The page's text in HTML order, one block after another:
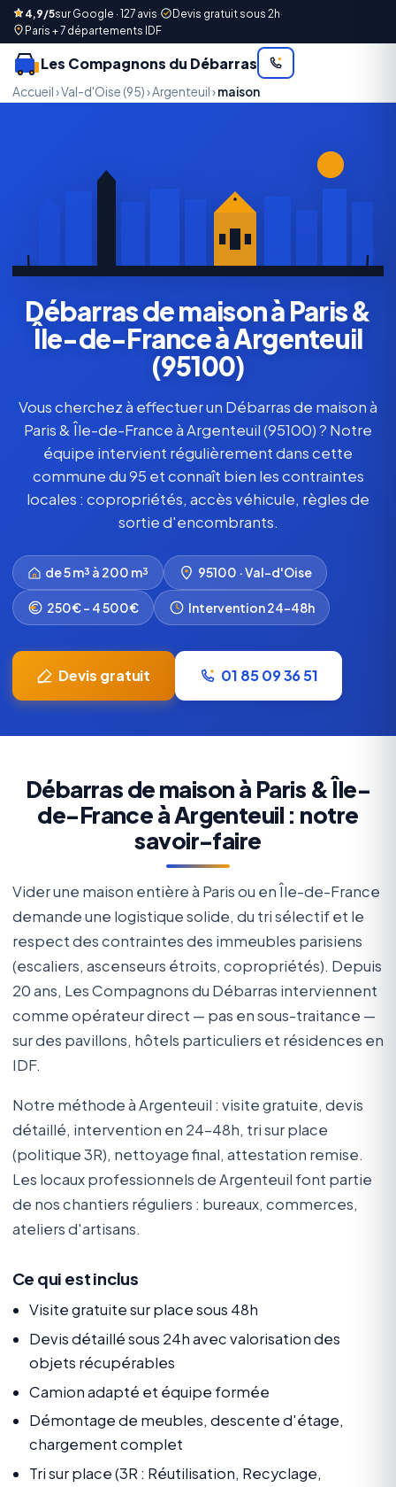
4,9/5sur Google · 127 avis· Devis gratuit sous 2h·
Paris + 7 départements IDF
Les Compagnons du Débarras
Accueil›Val-d'Oise (95)›Argenteuil› maison
Débarras de maison à Paris &
Île-de-France à Argenteuil
(95100)
Vous cherchez à effectuer un Débarras de maison à
Paris & Île-de-France à Argenteuil (95100) ? Notre
équipe intervient régulièrement dans cette
commune du 95 et connaît bien les contraintes
locales : copropriétés, accès véhicule, règles de
sortie d'encombrants.
de 5 m³ à 200 m³ 95100 · Val-d'Oise
250€ – 4 500€ Intervention 24-48h
Devis gratuit 01 85 09 36 51
Débarras de maison à Paris & Île-
de-France à Argenteuil : notre
savoir-faire
Vider une maison entière à Paris ou en Île-de-France
demande une logistique solide, du tri sélectif et le
respect des contraintes des immeubles parisiens
(escaliers, ascenseurs étroits, copropriétés). Depuis
20 ans, Les Compagnons du Débarras interviennent
comme opérateur direct — pas en sous-traitance —
sur des pavillons, hôtels particuliers et résidences en
IDF.
Notre méthode à Argenteuil : visite gratuite, devis
détaillé, intervention en 24-48h, tri sur place
(politique 3R), nettoyage final, attestation remise.
Les locaux professionnels de Argenteuil font partie
de nos chantiers réguliers : bureaux, commerces,
ateliers d'artisans.
Ce qui est inclus
Visite gratuite sur place sous 48h
Devis détaillé sous 24h avec valorisation des
objets récupérables
Camion adapté et équipe formée
Démontage de meubles, descente d'étage,
chargement complet
Tri sur place (3R : Réutilisation, Recyclage,